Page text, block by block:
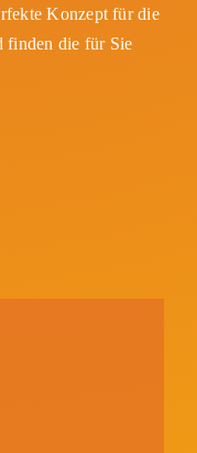
Konzept für die
finden die für Sie